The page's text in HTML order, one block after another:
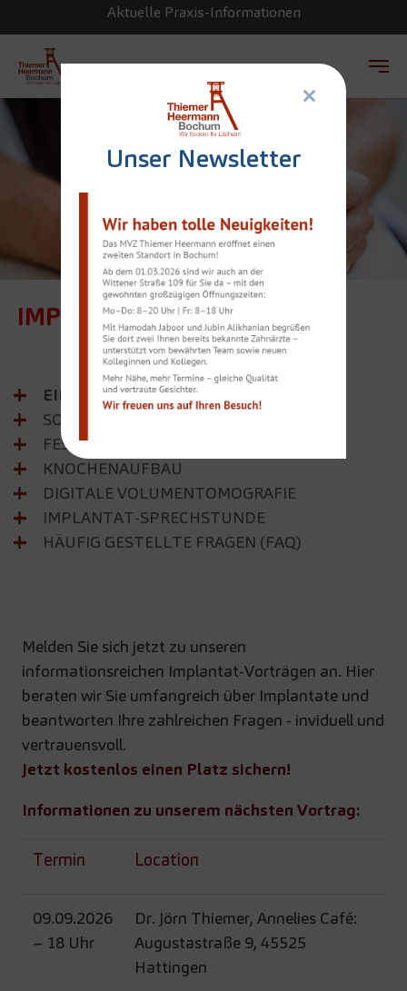
Zum Hauptinhalt springen
Aktuelle Praxis-Informationen
Unser Newsletter
×
IMPLANTOLOGIE
EINZELZAHNIMPLANTAT
SOFORTIMPLANTATE
FESTE DRITTE ZÄHNE
KNOCHENAUFBAU
DIGITALE VOLUMENTOMOGRAFIE
IMPLANTAT-SPRECHSTUNDE
HÄUFIG GESTELLTE FRAGEN (FAQ)
Melden Sie sich jetzt zu unseren
informationsreichen Implantat-Vorträgen an. Hier
beraten wir Sie umfangreich über Implantate und
beantworten Ihre zahlreichen Fragen - inviduell und
vertrauensvoll.
Jetzt kostenlos einen Platz sichern!
Informationen zu unserem nächsten Vortrag:
Termin Location
09.09.2026
– 18 Uhr
Dr. Jörn Thiemer, Annelies Café:
Augustastraße 9, 45525
Hattingen